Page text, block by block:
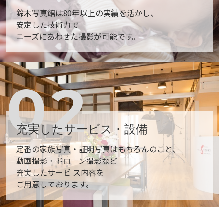
鈴⽊写真館は80年以上の実績を活かし、
安定した技術⼒で
ニーズにあわせた撮影が可能です。
充実したサービス・設備
02
定番の家族写真・証明写真はもちろんのこと、
動画撮影・ドローン撮影など
充実したサービ ス内容を
ご用意しております。